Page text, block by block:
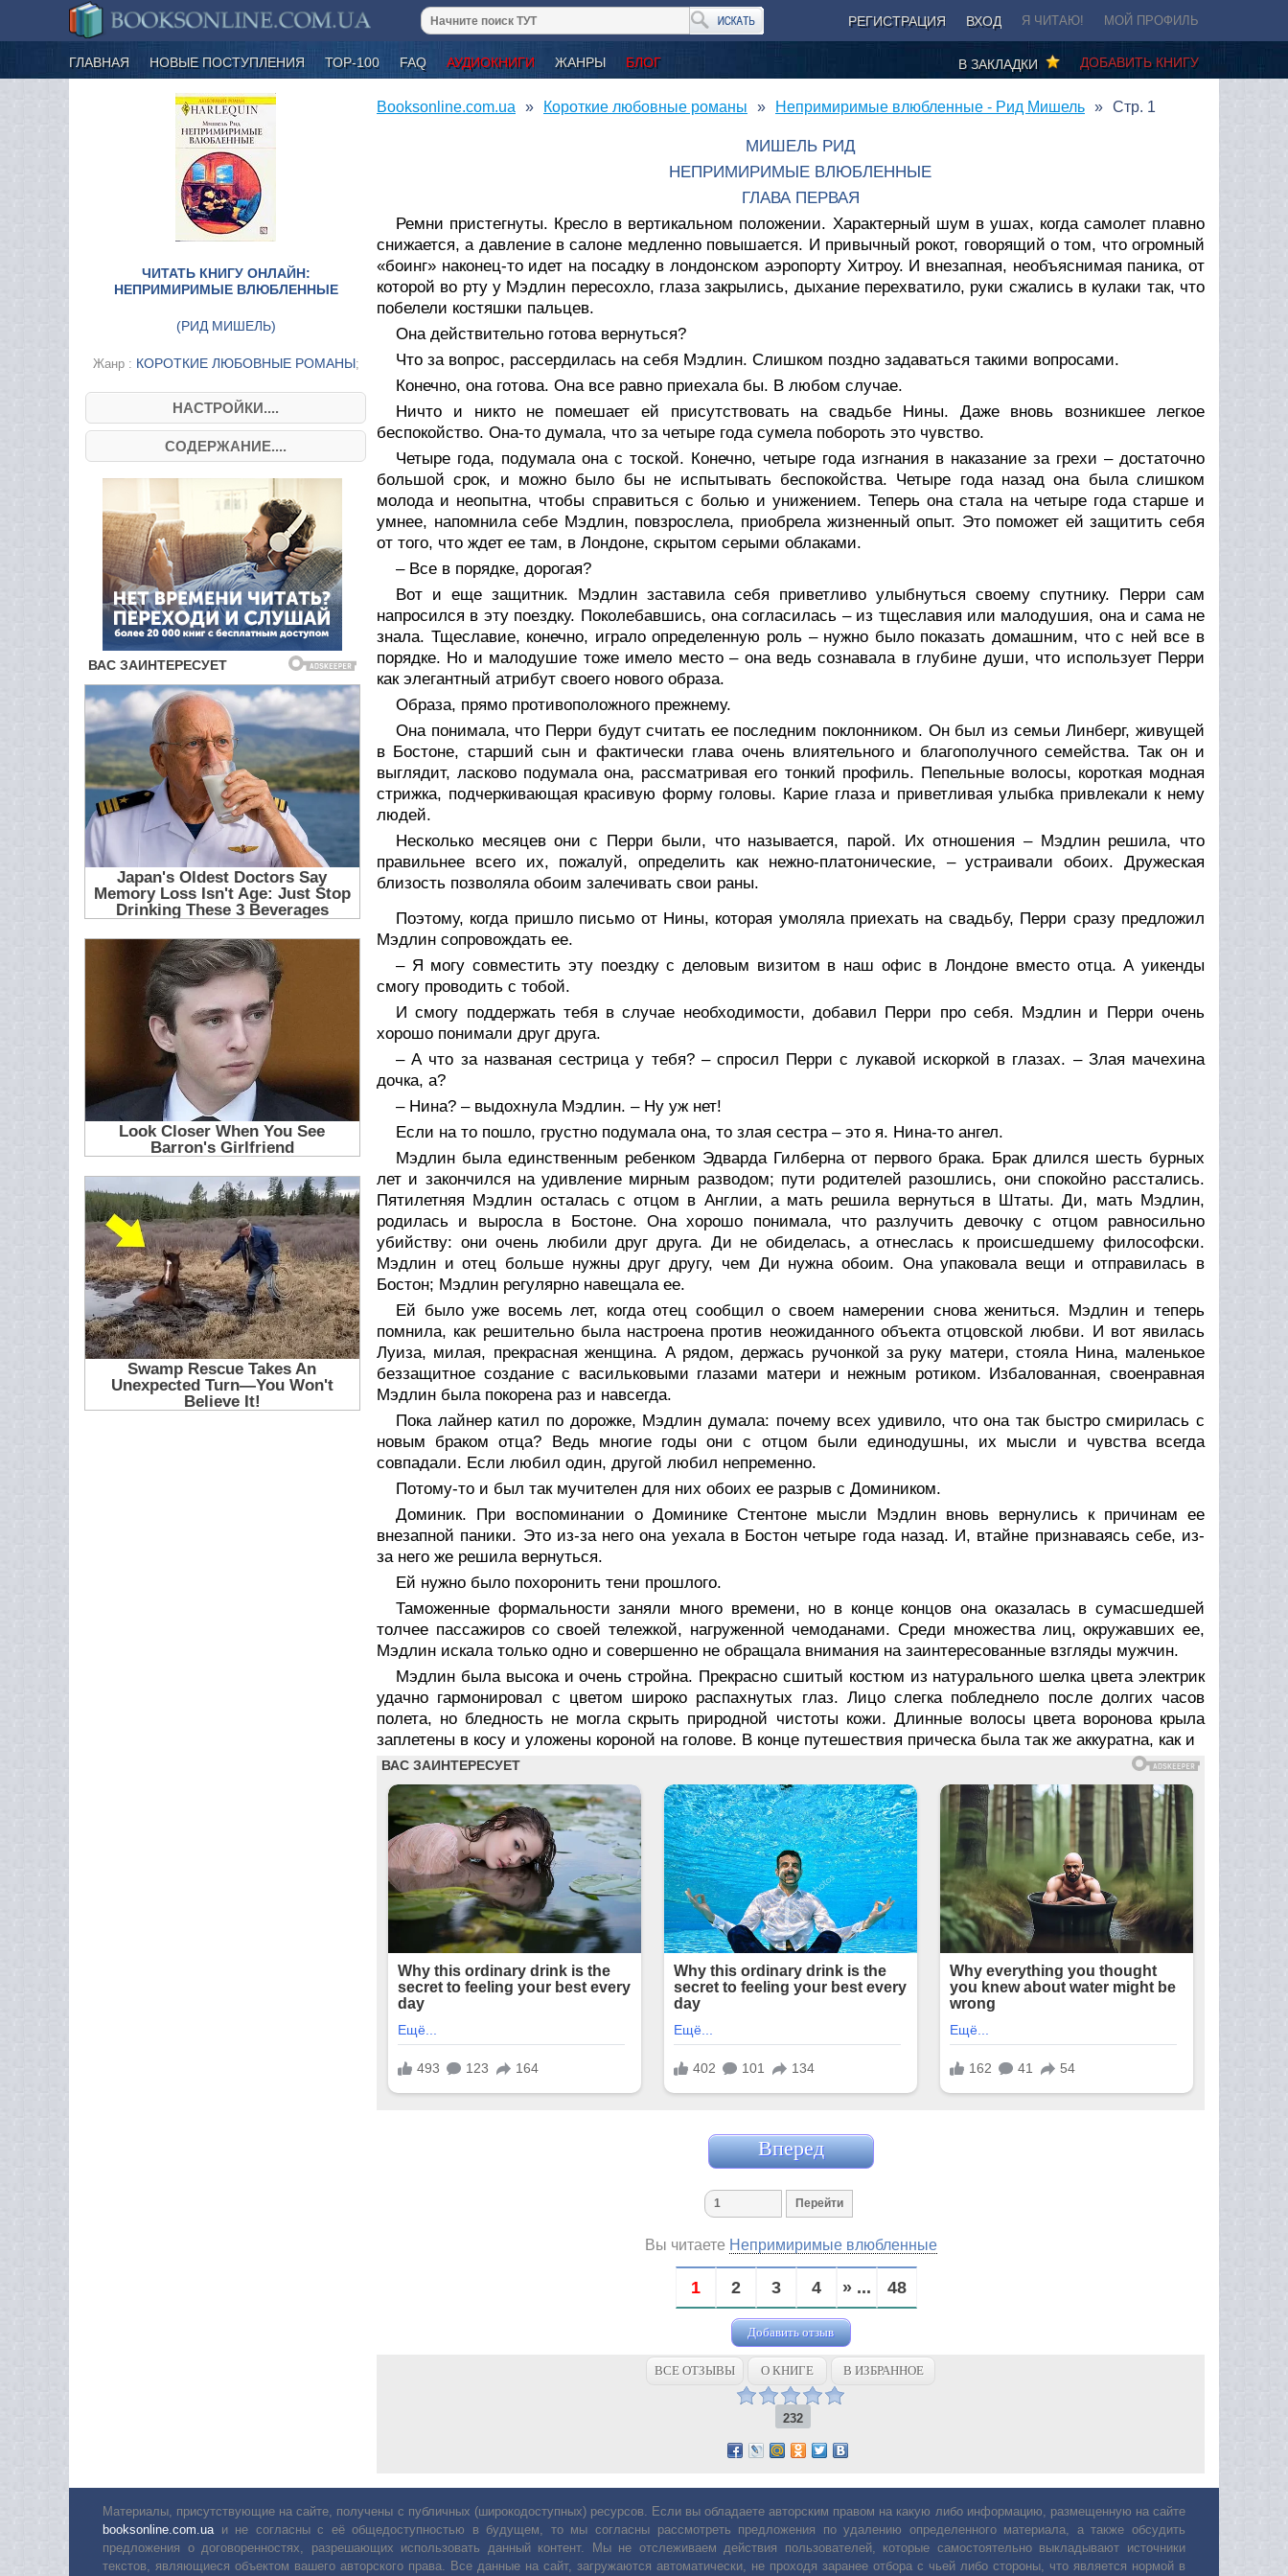
РЕГИСТРАЦИЯ ВХОД Я ЧИТАЮ! МОЙ ПРОФИЛЬ
ГЛАВНАЯ НОВЫЕ ПОСТУПЛЕНИЯ ТОР-100 FAQ АУДИОКНИГИ ЖАНРЫ БЛОГ ДОБАВИТЬ КНИГУ
В ЗАКЛАДКИ
ЧИТАТЬ КНИГУ ОНЛАЙН:
НЕПРИМИРИМЫЕ ВЛЮБЛЕННЫЕ
(РИД МИШЕЛЬ)
Жанр : КОРОТКИЕ ЛЮБОВНЫЕ РОМАНЫ;
НАСТРОЙКИ....
СОДЕРЖАНИЕ....
Booksonline.com.ua Короткие любовные романы Непримиримые влюбленные - Рид Мишель Стр. 1
МИШЕЛЬ РИД
НЕПРИМИРИМЫЕ ВЛЮБЛЕННЫЕ
ГЛАВА ПЕРВАЯ
Ремни пристегнуты. Кресло в вертикальном положении. Характерный шум в ушах, когда самолет плавно
снижается, а давление в салоне медленно повышается. И привычный рокот, говорящий о том, что огромный
«боинг» наконец-то идет на посадку в лондонском аэропорту Хитроу. И внезапная, необъяснимая паника, от
которой во рту у Мэдлин пересохло, глаза закрылись, дыхание перехватило, руки сжались в кулаки так, что
побелели костяшки пальцев.
Она действительно готова вернуться?
Что за вопрос, рассердилась на себя Мэдлин. Слишком поздно задаваться такими вопросами.
Конечно, она готова. Она все равно приехала бы. В любом случае.
Ничто и никто не помешает ей присутствовать на свадьбе Нины. Даже вновь возникшее легкое
беспокойство. Она-то думала, что за четыре года сумела побороть это чувство.
Четыре года, подумала она с тоской. Конечно, четыре года изгнания в наказание за грехи – достаточно
большой срок, и можно было бы не испытывать беспокойства. Четыре года назад она была слишком
молода и неопытна, чтобы справиться с болью и унижением. Теперь она стала на четыре года старше и
умнее, напомнила себе Мэдлин, повзрослела, приобрела жизненный опыт. Это поможет ей защитить себя
от того, что ждет ее там, в Лондоне, скрытом серыми облаками.
– Все в порядке, дорогая?
Вот и еще защитник. Мэдлин заставила себя приветливо улыбнуться своему спутнику. Перри сам
напросился в эту поездку. Поколебавшись, она согласилась – из тщеславия или малодушия, она и сама не
знала. Тщеславие, конечно, играло определенную роль – нужно было показать домашним, что с ней все в
порядке. Но и малодушие тоже имело место – она ведь сознавала в глубине души, что использует Перри
как элегантный атрибут своего нового образа.
Образа, прямо противоположного прежнему.
Она понимала, что Перри будут считать ее последним поклонником. Он был из семьи Линберг, живущей
в Бостоне, старший сын и фактически глава очень влиятельного и благополучного семейства. Так он и
выглядит, ласково подумала она, рассматривая его тонкий профиль. Пепельные волосы, короткая модная
стрижка, подчеркивающая красивую форму головы. Карие глаза и приветливая улыбка привлекали к нему
людей.
Несколько месяцев они с Перри были, что называется, парой. Их отношения – Мэдлин решила, что
правильнее всего их, пожалуй, определить как нежно-платонические, – устраивали обоих. Дружеская
близость позволяла обоим залечивать свои раны.
Поэтому, когда пришло письмо от Нины, которая умоляла приехать на свадьбу, Перри сразу предложил
Мэдлин сопровождать ее.
– Я могу совместить эту поездку с деловым визитом в наш офис в Лондоне вместо отца. А уикенды
смогу проводить с тобой.
И смогу поддержать тебя в случае необходимости, добавил Перри про себя. Мэдлин и Перри очень
хорошо понимали друг друга.
– А что за названая сестрица у тебя? – спросил Перри с лукавой искоркой в глазах. – Злая мачехина
дочка, а?
– Нина? – выдохнула Мэдлин. – Ну уж нет!
Если на то пошло, грустно подумала она, то злая сестра – это я. Нина-то ангел.
Мэдлин была единственным ребенком Эдварда Гилберна от первого брака. Брак длился шесть бурных
лет и закончился на удивление мирным разводом; пути родителей разошлись, они спокойно расстались.
Пятилетняя Мэдлин осталась с отцом в Англии, а мать решила вернуться в Штаты. Ди, мать Мэдлин,
родилась и выросла в Бостоне. Она хорошо понимала, что разлучить девочку с отцом равносильно
убийству: они очень любили друг друга. Ди не обиделась, а отнеслась к происшедшему философски.
Мэдлин и отец больше нужны друг другу, чем Ди нужна обоим. Она упаковала вещи и отправилась в
Бостон; Мэдлин регулярно навещала ее.
Ей было уже восемь лет, когда отец сообщил о своем намерении снова жениться. Мэдлин и теперь
помнила, как решительно была настроена против неожиданного объекта отцовской любви. И вот явилась
Луиза, милая, прекрасная женщина. А рядом, держась ручонкой за руку матери, стояла Нина, маленькое
беззащитное создание с васильковыми глазами матери и нежным ротиком. Избалованная, своенравная
Мэдлин была покорена раз и навсегда.
Пока лайнер катил по дорожке, Мэдлин думала: почему всех удивило, что она так быстро смирилась с
новым браком отца? Ведь многие годы они с отцом были единодушны, их мысли и чувства всегда
совпадали. Если любил один, другой любил непременно.
Потому-то и был так мучителен для них обоих ее разрыв с Домиником.
Доминик. При воспоминании о Доминике Стентоне мысли Мэдлин вновь вернулись к причинам ее
внезапной паники. Это из-за него она уехала в Бостон четыре года назад. И, втайне признаваясь себе, из-
за него же решила вернуться.
Ей нужно было похоронить тени прошлого.
Таможенные формальности заняли много времени, но в конце концов она оказалась в сумасшедшей
толчее пассажиров со своей тележкой, нагруженной чемоданами. Среди множества лиц, окружавших ее,
Мэдлин искала только одно и совершенно не обращала внимания на заинтересованные взгляды мужчин.
Мэдлин была высока и очень стройна. Прекрасно сшитый костюм из натурального шелка цвета электрик
удачно гармонировал с цветом широко распахнутых глаз. Лицо слегка побледнело после долгих часов
полета, но бледность не могла скрыть природной чистоты кожи. Длинные волосы цвета воронова крыла
заплетены в косу и уложены короной на голове. В конце путешествия прическа была так же аккуратна, как и
Вперед
Вы читаете Непримиримые влюбленные
1 2 3 4 » ... 48
Добавить отзыв
ВСЕ ОТЗЫВЫ О КНИГЕ В ИЗБРАННОЕ
232
Материалы, присутствующие на сайте, получены с публичных (широкодоступных) ресурсов. Если вы обладаете авторским правом на какую либо информацию, размещенную на сайте
booksonline.com.ua и не согласны с её общедоступностью в будущем, то мы согласны рассмотреть предложения по удалению определенного материала, а также обсудить
предложения о договоренностях, разрешающих использовать данный контент. Мы не отслеживаем действия пользователей, которые самостоятельно выкладывают источники
текстов, являющиеся объектом вашего авторского права. Все данные на сайт, загружаются автоматически, не проходя заранее отбора с чьей либо стороны, что является нормой в